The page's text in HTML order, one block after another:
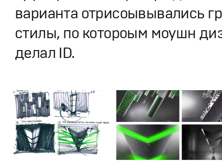
варианта отрисоывывались
стилы, по котороым моушн
делал ID.